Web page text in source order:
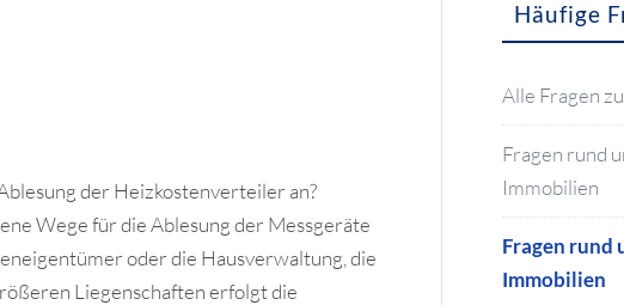
der Heizkostenverteiler an?
Wege für die Ablesung der Messgeräte
oder die Hausverwaltung, die
Liegenschaften erfolgt die
Häufige
Alle Fragen
Fragen rund
Immobilien
Fragen rund
Immobilien